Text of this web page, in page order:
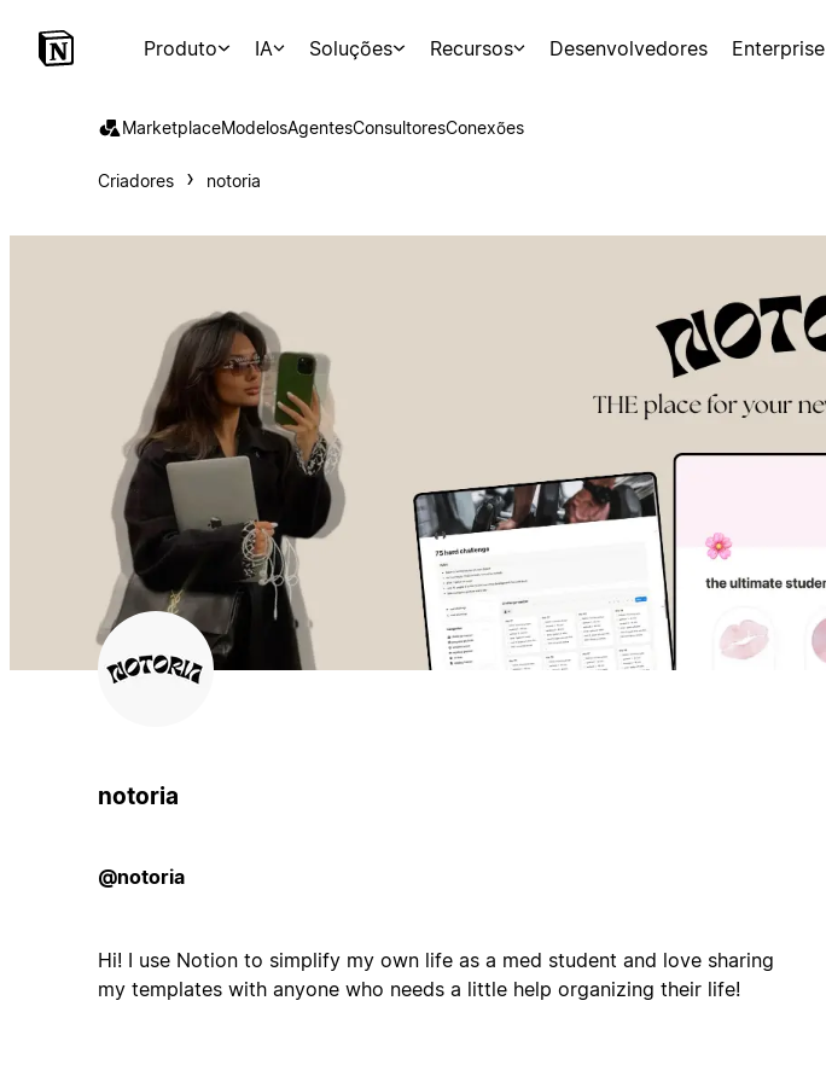
Produto IA Soluções Recursos Desenvolvedores Enterprise
MarketplaceModelosAgentesConsultoresConexões
Criadores notoria
notoria
@notoria
Hi! I use Notion to simplify my own life as a med student and love sharing
my templates with anyone who needs a little help organizing their life!